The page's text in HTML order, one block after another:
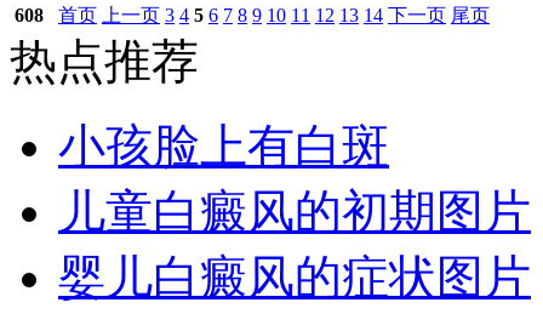
608 首页 上一页 3 4 5 6 7 8 9 10 11 12 13 14 下一页 尾页
热点推荐
小孩脸上有白斑
儿童白癜风的初期图片
婴儿白癜风的症状图片